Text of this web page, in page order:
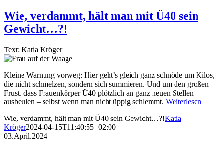
Wie, verdammt, hält man mit Ü40 sein
Gewicht…?!
Text: Katia Kröger
Kleine Warnung vorweg: Hier geht’s gleich ganz schnöde um Kilos,
die nicht schmelzen, sondern sich summieren. Und um den großen
Frust, dass Frauenkörper Ü40 plötzlich an ganz neuen Stellen
ausbeulen – selbst wenn man nicht üppig schlemmt. Weiterlesen
Wie, verdammt, hält man mit Ü40 sein Gewicht…?!Katia
Kröger2024-04-15T11:40:55+02:00
03.April.2024